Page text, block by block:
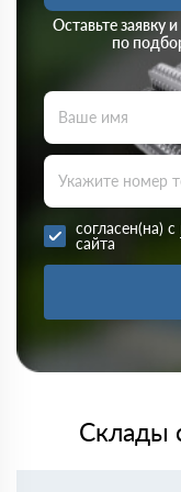
Оставьте заявку
по
согласен(на) с
сайта
Склады